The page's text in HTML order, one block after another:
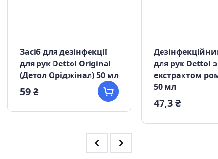
Засіб для дезінфекції
для рук Dettol Original
(Детол Оріджінал) 50 мл
59 ₴
для рук Dettol з
екстрактом
50 мл
47,3 ₴